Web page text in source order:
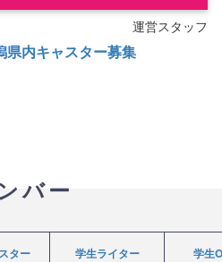
運営スタッフ
県内キャスター募集
バー
ター 学生ライター 学生